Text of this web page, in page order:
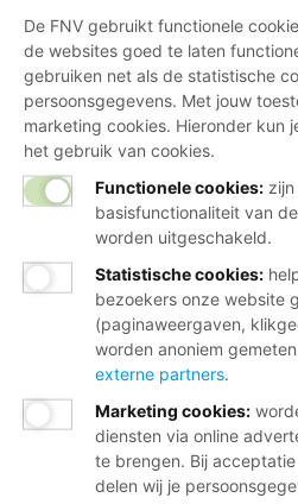
De FNV gebruikt functionele
de websites goed te laten
gebruiken net als de statistische
persoonsgegevens. Met jouw
marketing cookies. Hieronder kun
het gebruik van cookies.
Functionele cookies:
basisfunctionaliteit van
worden uitgeschakeld.
Statistische cookies:
bezoekers onze website
(paginaweergaven,
worden anoniem
externe partners.
Marketing cookies:
diensten via online
te brengen. Bij
delen wij je